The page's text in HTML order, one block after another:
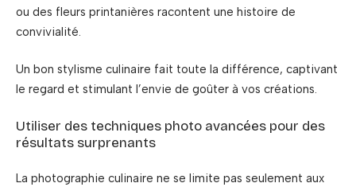
ou des fleurs printanières racontent une histoire de
convivialité.
Un bon stylisme culinaire fait toute la différence, captivant
le regard et stimulant l’envie de goûter à vos créations.
Utiliser des techniques photo avancées pour des
résultats surprenants
La photographie culinaire ne se limite pas seulement aux